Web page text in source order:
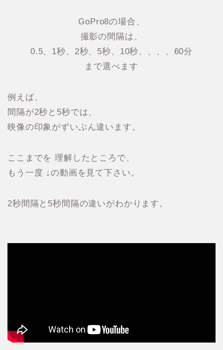
GoPro8の場合、
撮影の間隔は、
0.5、1秒、2秒、5秒、10秒、、、、60分
まで選べます
例えば、
間隔が2秒と5秒では、
映像の印象がずいぶん違います。
ここまでを 理解したところで、
もう一度 ↓の動画を見て下さい。
2秒間隔と5秒間隔の違いがわかります。